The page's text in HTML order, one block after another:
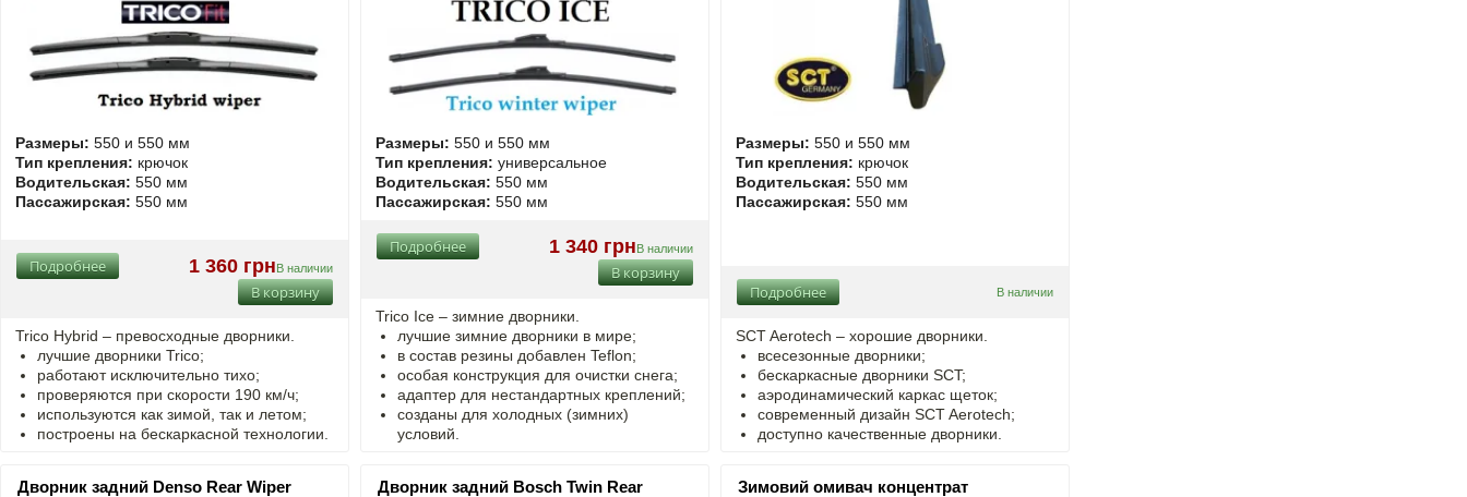
Размеры: 550 и 550 мм
Тип крепления: крючок
Водительская: 550 мм
Пассажирская: 550 мм
1 360 грнВ наличии
Подробнее
В корзину
Trico Hybrid – превосходные дворники.
лучшие дворники Trico;
работают исключительно тихо;
проверяются при скорости 190 км/ч;
используются как зимой, так и летом;
построены на бескаркасной технологии.
Размеры: 550 и 550 мм
Тип крепления: универсальное
Водительская: 550 мм
Пассажирская: 550 мм
1 340 грнВ наличии
Подробнее
В корзину
Trico Ice – зимние дворники.
лучшие зимние дворники в мире;
в состав резины добавлен Teflon;
особая конструкция для очистки снега;
адаптер для нестандартных креплений;
созданы для холодных (зимних)
условий.
Размеры: 550 и 550 мм
Тип крепления: крючок
Водительская: 550 мм
Пассажирская: 550 мм
В наличии
Подробнее
SCT Aerotech – хорошие дворники.
всесезонные дворники;
бескаркасные дворники SCT;
аэродинамический каркас щеток;
современный дизайн SCT Aerotech;
доступно качественные дворники.
Дворник задний Denso Rear Wiper Дворник задний Bosch Twin Rear Зимовий омивач концентрат